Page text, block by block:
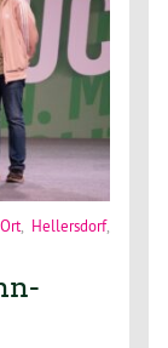
, Hellersdorf,